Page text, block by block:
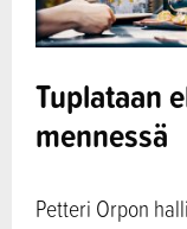
Tuplataan
mennessä
Petteri Orpon